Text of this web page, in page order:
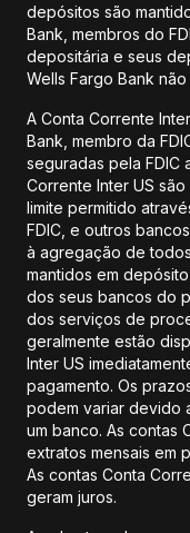
depósitos são
Bank, membros do
depositária e seus
Wells Fargo Bank
A Conta Corrente
Bank, membro da
seguradas pela FDIC
Corrente Inter US
limite permitido
FDIC, e outros
à agregação de
mantidos em
dos seus bancos do
dos serviços de
geralmente estão
Inter US
pagamento. Os
podem variar devido
um banco. As contas
extratos mensais em
As contas Conta
geram juros.